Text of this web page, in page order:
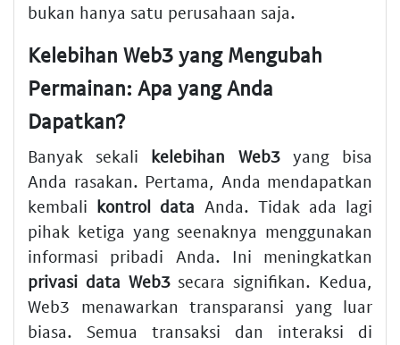
bukan hanya satu perusahaan saja.
Kelebihan Web3 yang Mengubah
Permainan: Apa yang Anda
Dapatkan?
Banyak sekali kelebihan Web3yang bisa
Anda rasakan. Pertama, Anda mendapatkan
kembali kontrol data Anda. Tidak ada lagi
pihak ketiga yang seenaknya menggunakan
informasi pribadi Anda. Ini meningkatkan
privasi data Web3secara signifikan. Kedua,
Web3 menawarkan transparansi yang luar
biasa. Semua transaksi dan interaksi di